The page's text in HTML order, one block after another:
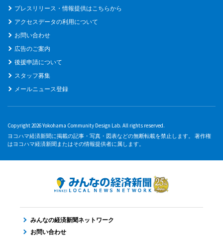
プレスリリース・情報提供はこちらから
アクセスデータの利用について
お問い合わせ
広告のご案内
後援申請について
スタッフ募集
メールニュース登録
Copyright 2026 Yokohama Community Design Lab. All rights reserved.
ヨコハマ経済新聞に掲載の記事・写真・図表などの無断転載を禁止します。 著作権
はヨコハマ経済新聞またはその情報提供者に属します。
みんなの経済新聞ネットワーク
お問い合わせ